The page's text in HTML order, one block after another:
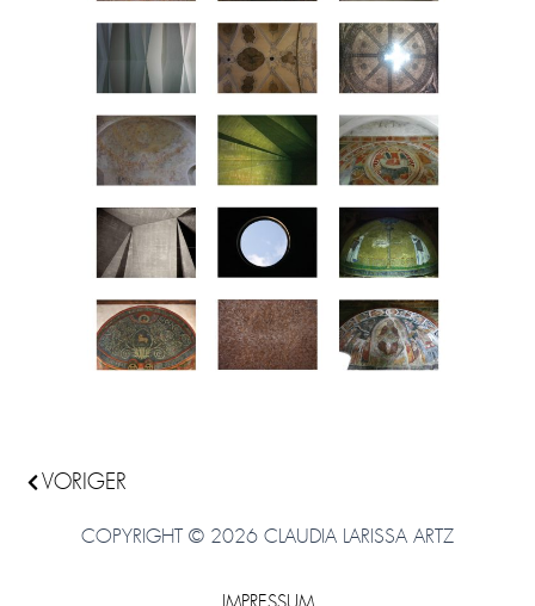
Zurück
VORIGER
COPYRIGHT © 2026 CLAUDIA LARISSA ARTZ